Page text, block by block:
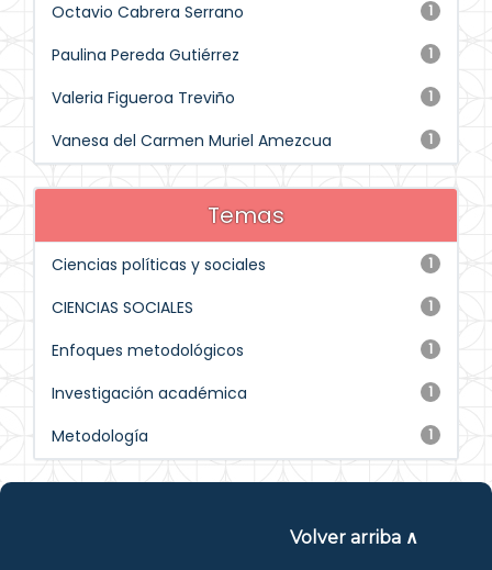
1
Octavio Cabrera Serrano
1
Paulina Pereda Gutiérrez
1
Valeria Figueroa Treviño
1
Vanesa del Carmen Muriel Amezcua
Temas
1
Ciencias políticas y sociales
1
CIENCIAS SOCIALES
1
Enfoques metodológicos
1
Investigación académica
1
Metodología
Volver arriba ∧